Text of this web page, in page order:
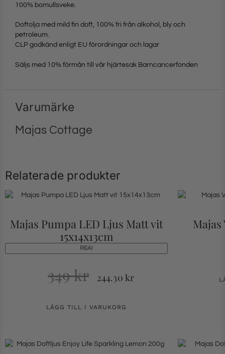
100% bomullsveke.
Doftolja med mild fin doft, 100% fri från alkohol, bly och
petroleum.
CLP godkänd enligt EU förordningar och lagar
Säljs med 10% förmån till vår hjärtesak Barncancerfonden
Varumärke
Majas Cottage
Relaterade produkter
Majas Pumpa LED Ljus Matt vit
15x14x13cm
REA!
349kr 244.30kr
LÄGG TILL I VARUKORG